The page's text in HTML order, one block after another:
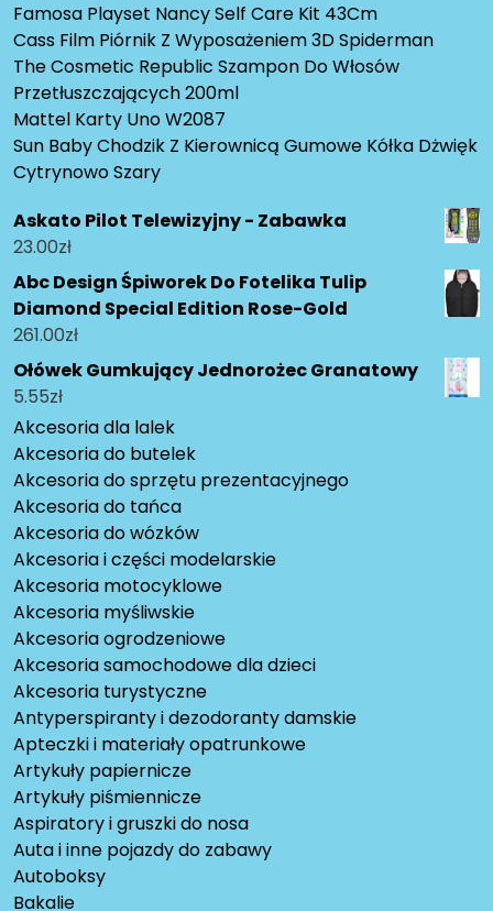
Famosa Playset Nancy Self Care Kit 43Cm
Cass Film Piórnik Z Wyposażeniem 3D Spiderman
The Cosmetic Republic Szampon Do Włosów
Przetłuszczających 200ml
Mattel Karty Uno W2087
Sun Baby Chodzik Z Kierownicą Gumowe Kółka Dżwięk
Cytrynowo Szary
Askato Pilot Telewizyjny - Zabawka
23.00zł
Abc Design Śpiworek Do Fotelika Tulip
Diamond Special Edition Rose-Gold
261.00zł
Ołówek Gumkujący Jednorożec Granatowy
5.55zł
Akcesoria dla lalek
Akcesoria do butelek
Akcesoria do sprzętu prezentacyjnego
Akcesoria do tańca
Akcesoria do wózków
Akcesoria i części modelarskie
Akcesoria motocyklowe
Akcesoria myśliwskie
Akcesoria ogrodzeniowe
Akcesoria samochodowe dla dzieci
Akcesoria turystyczne
Antyperspiranty i dezodoranty damskie
Apteczki i materiały opatrunkowe
Artykuły papiernicze
Artykuły piśmiennicze
Aspiratory i gruszki do nosa
Auta i inne pojazdy do zabawy
Autoboksy
Bakalie